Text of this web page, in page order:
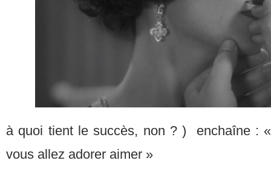
à quoi tient le succès, non ? ) enchaîne :
vous allez adorer aimer »